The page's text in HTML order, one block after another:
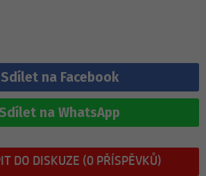
Sdílet na Facebook
Sdílet na WhatsApp
DO DISKUZE (0 PŘÍSPĚVKŮ)